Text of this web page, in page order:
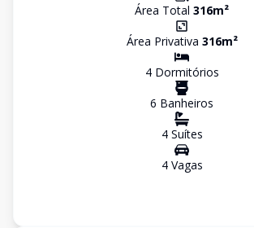
Área Total 316m²
Área Privativa 316m²
4Dormitórios
6 Banheiros
4Suítes
4Vagas